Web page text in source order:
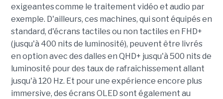
exigeantes comme le traitement vidéo et audio par
exemple. D'ailleurs, ces machines, qui sont équipés en
standard, d'écrans tactiles ou non tactiles en FHD+
(jusqu'à 400 nits de luminosité), peuvent être livrés
en option avec des dalles en QHD+ jusqu'à 500 nits de
luminosité pour des taux de rafraîchissement allant
jusqu'à 120 Hz. Et pour une expérience encore plus
immersive, des écrans OLED sont également au